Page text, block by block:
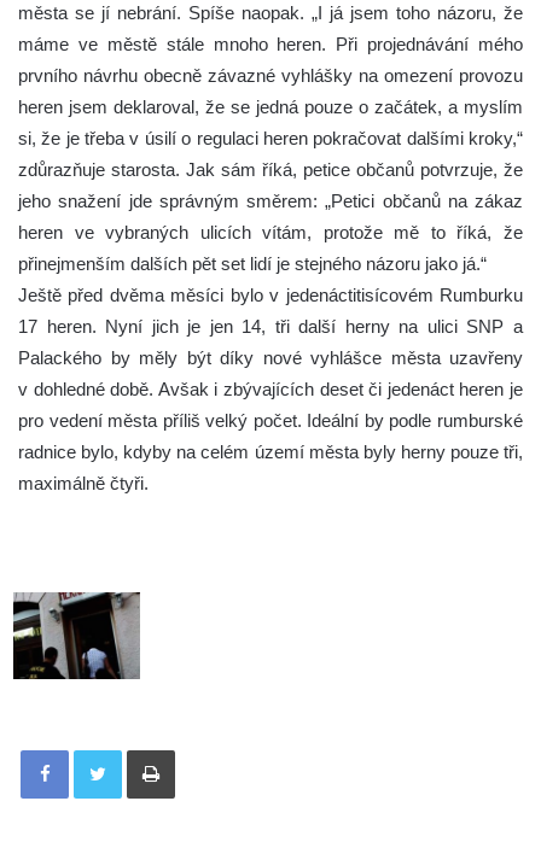
města se jí nebrání. Spíše naopak. „I já jsem toho názoru, že
máme ve městě stále mnoho heren. Při projednávání mého
prvního návrhu obecně závazné vyhlášky na omezení provozu
heren jsem deklaroval, že se jedná pouze o začátek, a myslím
si, že je třeba v úsilí o regulaci heren pokračovat dalšími kroky,“
zdůrazňuje starosta. Jak sám říká, petice občanů potvrzuje, že
jeho snažení jde správným směrem: „Petici občanů na zákaz
heren ve vybraných ulicích vítám, protože mě to říká, že
přinejmenším dalších pět set lidí je stejného názoru jako já.“
Ještě před dvěma měsíci bylo v jedenáctitisícovém Rumburku
17 heren. Nyní jich je jen 14, tři další herny na ulici SNP a
Palackého by měly být díky nové vyhlášce města uzavřeny
v dohledné době. Avšak i zbývajících deset či jedenáct heren je
pro vedení města příliš velký počet. Ideální by podle rumburské
radnice bylo, kdyby na celém území města byly herny pouze tři,
maximálně čtyři.
Tisknout